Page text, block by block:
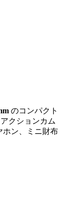
のコンパクト
クションカム
ホン、ミニ財布